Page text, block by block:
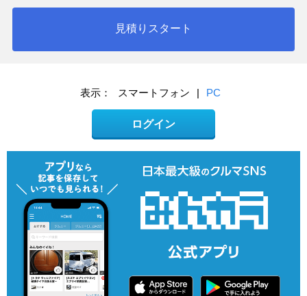
見積りスタート
表示： スマートフォン | PC
ログイン